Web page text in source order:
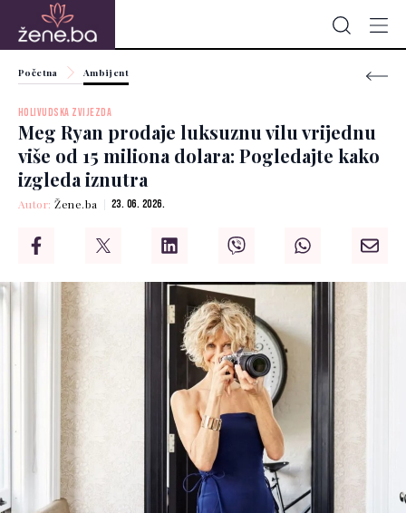
Početna Ambijent
HOLIVUDSKA ZVIJEZDA
Meg Ryan prodaje luksuznu vilu vrijednu
više od 15 miliona dolara: Pogledajte kako
izgleda iznutra
Autor:Žene.ba 23. 06. 2026.